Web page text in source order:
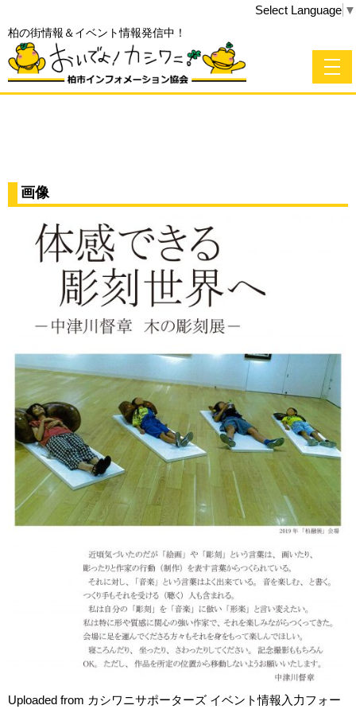
柏の街情報＆イベント情報発信中！
Select Language ▼
画像
Uploaded from カシワニサポーターズ イベント情報入力フォー